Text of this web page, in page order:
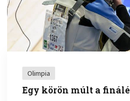
Olimpia
Egy körön múlt a finálé